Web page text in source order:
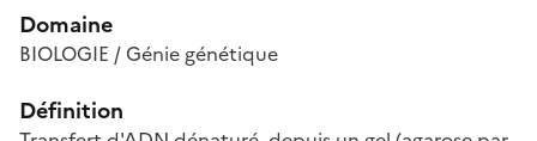
Domaine
BIOLOGIE / Génie génétique
Définition